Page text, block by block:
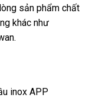
sản phẩm chất
khác như
inox APP